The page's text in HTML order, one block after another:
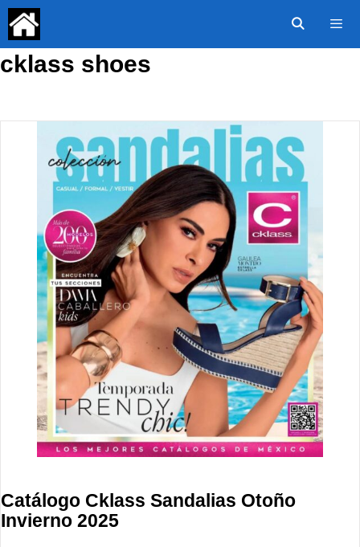
Saltar
contenido
cklass shoes
Catálogo Cklass Sandalias Otoño
Invierno 2025